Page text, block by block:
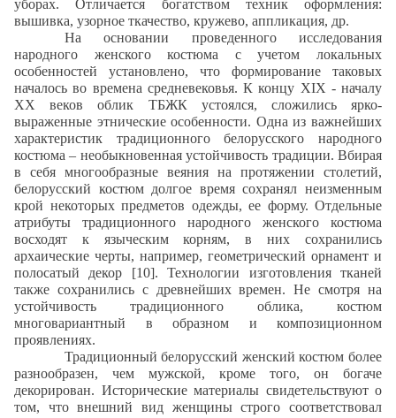
уборах. Отличается богатством техник оформления:
вышивка, узорное ткачество, кружево, аппликация, др.
На основании проведенного исследования
народного женского костюма с учетом локальных
особенностей установлено, что формирование таковых
началось во времена средневековья. К концу XIX - началу
XX веков облик ТБЖК устоялся, сложились ярко-
выраженные этнические особенности. Одна из важнейших
характеристик традиционного белорусского народного
костюма – необыкновенная устойчивость традиции. Вбирая
в себя многообразные веяния на протяжении столетий,
белорусский костюм долгое время сохранял неизменным
крой некоторых предметов одежды, ее форму. Отдельные
атрибуты традиционного народного женского костюма
восходят к языческим корням, в них сохранились
архаические черты, например, геометрический орнамент и
полосатый декор [10]. Технологии изготовления тканей
также сохранились с древнейших времен. Не смотря на
устойчивость традиционного облика, костюм
многовариантный в образном и композиционном
проявлениях.
Традиционный белорусский женский костюм более
разнообразен, чем мужской, кроме того, он богаче
декорирован. Исторические материалы свидетельствуют о
том, что внешний вид женщины строго соответствовал